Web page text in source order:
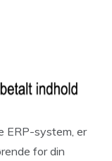
ERP-system, er
for din